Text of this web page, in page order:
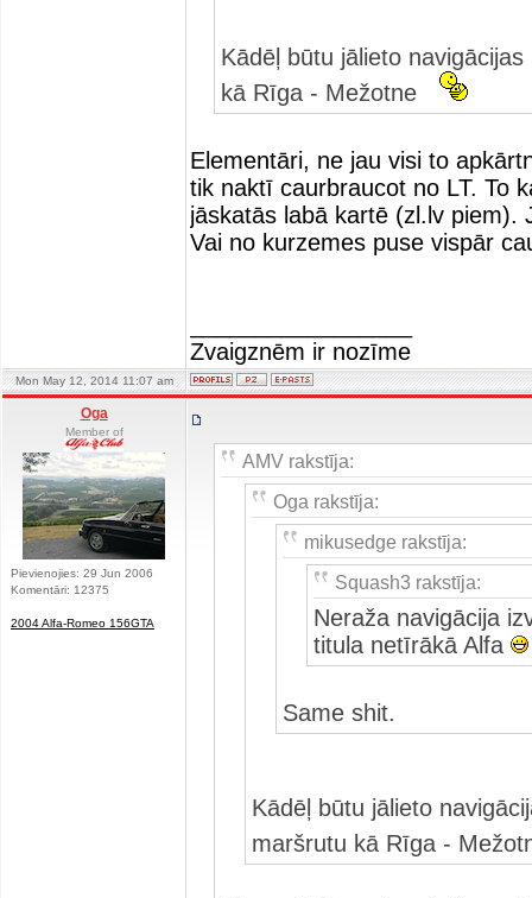
Kādēļ būtu jālieto
kā Rīga - Mežotne
Elementāri, ne jau visi to
tik naktī caurbraucot no LT. To
jāskatās labā kartē (zl.lv piem).
Vai no kurzemes puse vispār
Zvaigznēm ir nozīme
Mon May 12, 2014 11:07 am
Oga
Member of
Pievienojies: 29 Jun 2006
Komentāri: 12375
2004 Alfa-Romeo 156GTA
AMV rakstīja:
Oga rakstīja:
mikusedge rakstīja:
Squash3 rakstīja:
Neraža navigācija
titula netīrākā Alfa
Same shit.
Kādēļ būtu jālieto
maršrutu kā Rīga -